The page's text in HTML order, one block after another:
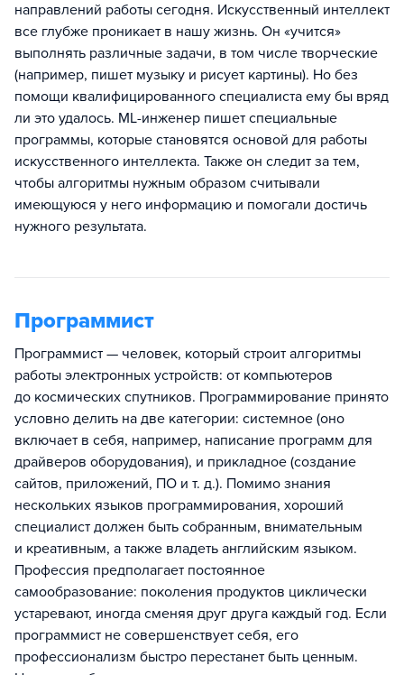
направлений работы сегодня. Искусственный интеллект
все глубже проникает в нашу жизнь. Он «учится»
выполнять различные задачи, в том числе творческие
(например, пишет музыку и рисует картины). Но без
помощи квалифицированного специалиста ему бы вряд
ли это удалось. МL-инженер пишет специальные
программы, которые становятся основой для работы
искусственного интеллекта. Также он следит за тем,
чтобы алгоритмы нужным образом считывали
имеющуюся у него информацию и помогали достичь
нужного результата.
Программист
Программист — человек, который строит алгоритмы
работы электронных устройств: от компьютеров
до космических спутников. Программирование принято
условно делить на две категории: системное (оно
включает в себя, например, написание программ для
драйверов оборудования), и прикладное (создание
сайтов, приложений, ПО и т. д.). Помимо знания
нескольких языков программирования, хороший
специалист должен быть собранным, внимательным
и креативным, а также владеть английским языком.
Профессия предполагает постоянное
самообразование: поколения продуктов циклически
устаревают, иногда сменяя друг друга каждый год. Если
программист не совершенствует себя, его
профессионализм быстро перестанет быть ценным.